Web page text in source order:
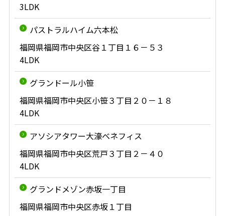
3LDK
パストラルハイム六本松
福岡県福岡市中央区谷１丁目１６－５３
4LDK
グランドール小笹
福岡県福岡市中央区小笹３丁目２０－１８
4LDK
アソシアタワー大濠ベネフィス
福岡県福岡市中央区荒戸３丁目２－４０
4LDK
グランドメゾン赤坂一丁目
福岡県福岡市中央区赤坂１丁目